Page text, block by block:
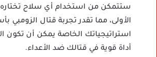
ستتمكن من استخدام أي سلاح تختاره
الأولى، مما تقدر تجربة قتال الزومبي
استراتيجياتك الخاصة يمكن أن تكون
أداة قوية في قتالك ضد الأعداء.